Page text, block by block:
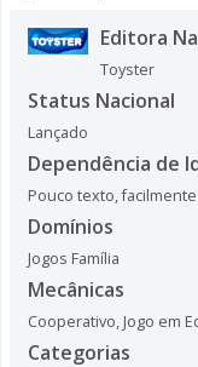
Editora
Toyster
Status Nacional
Lançado
Dependência de
Pouco texto,
Domínios
Jogos Família
Mecânicas
Cooperativo, Jogo em
Categorias